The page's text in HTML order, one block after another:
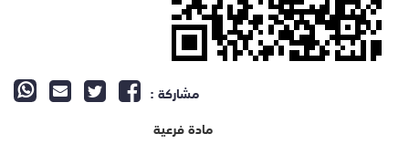
مشاركة :
مادة فرعية